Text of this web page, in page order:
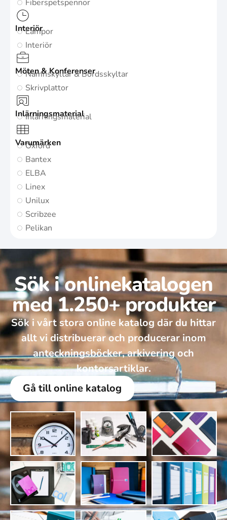
Fiberspetspennor
Interiör
Lampor
Interiör
Möten & Konferenser
Namnskyltar & Bordsskyltar
Skrivplattor
Inlärningsmaterial
Inlärningsmaterial
Varumärken
Oxford
Bantex
ELBA
Linex
Unilux
Scribzee
Pelikan
Sök i onlinekatalogen
med 1.250+ produkter
Sök i vårt stora online katalog där du hittar
allt vi distribuerar och producerar inom
anteckningsböcker, arkivering och
kontorsartiklar.
Gå till online katalog